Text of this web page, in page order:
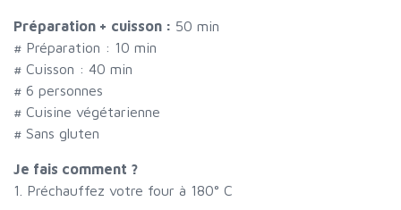
Préparation + cuisson : 50 min
# Préparation : 10 min
# Cuisson : 40 min
# 6 personnes
# Cuisine végétarienne
# Sans gluten
Je fais comment ?
1. Préchauffez votre four à 180° C